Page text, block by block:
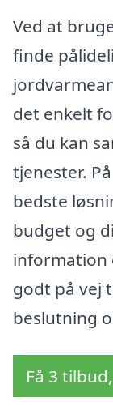
Ved at
finde
det enkelt
så du kan
tjenester.
bedste
budget og
information
godt på vej
beslutning
Få 3